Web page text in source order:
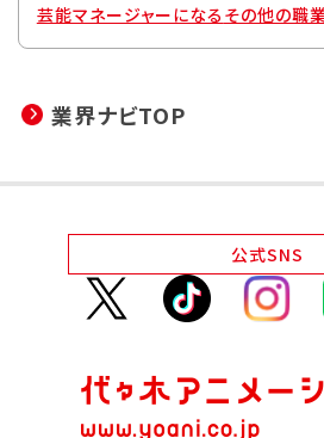
芸能マネージャーになる その他の職
業界ナビTOP
公式SNS